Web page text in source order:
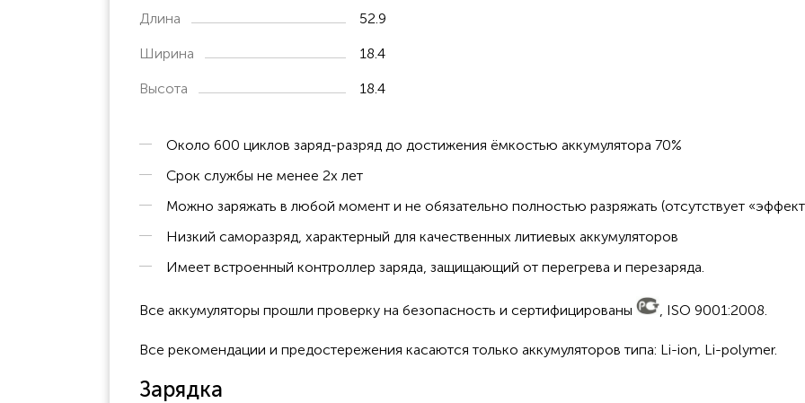
Длина 52.9
Ширина 18.4
Высота 18.4
Около 600 циклов заряд-разряд до достижения ёмкостью аккумулятора 70%
Срок службы не менее 2х лет
Можно заряжать в любой момент и не обязательно полностью разряжать (отсутствует
Низкий саморазряд, характерный для качественных литиевых аккумуляторов
Имеет встроенный контроллер заряда, защищающий от перегрева и перезаряда.
Все аккумуляторы прошли проверку на безопасность и сертифицированы , ISO 9001:2008.
Все рекомендации и предостережения касаются только аккумуляторов типа: Li-ion, Li-polymer.
Зарядка